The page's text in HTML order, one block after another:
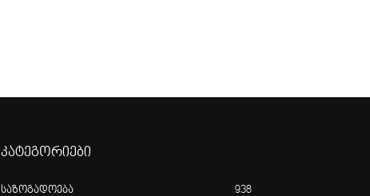
კატეგორიები
საზოგადოება 938